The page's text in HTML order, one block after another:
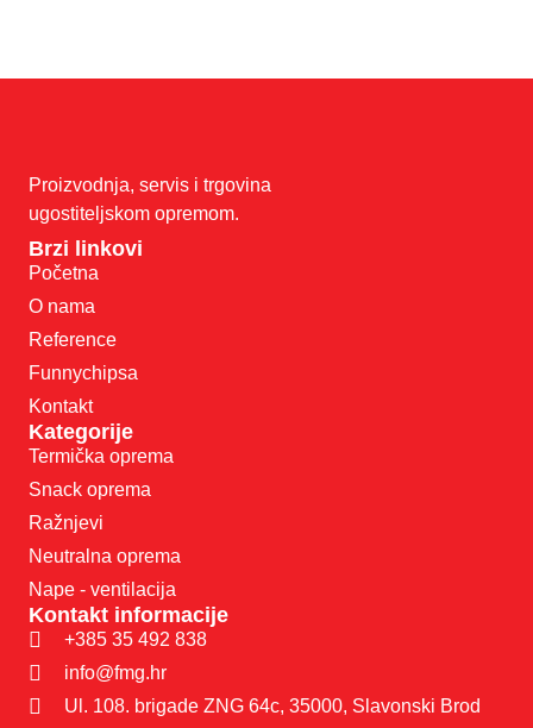
Proizvodnja, servis i trgovina
ugostiteljskom opremom.
Brzi linkovi
Početna
O nama
Reference
Funnychipsa
Kontakt
Kategorije
Termička oprema
Snack oprema
Ražnjevi
Neutralna oprema
Nape - ventilacija
Kontakt informacije
+385 35 492 838
info@fmg.hr
Ul. 108. brigade ZNG 64c, 35000, Slavonski Brod